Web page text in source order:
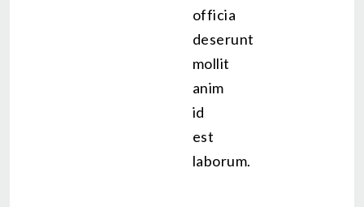
officia
deserunt
mollit
anim
id
est
laborum.